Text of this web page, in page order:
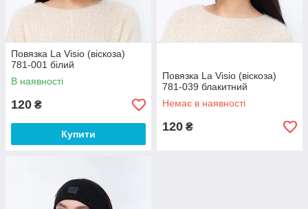
Повязка La Visio (віскоза)
781-001 білий
В наявності
120 ₴
Купити
Повязка La Visio (віскоза)
781-039 блакитний
Немає в наявності
120 ₴